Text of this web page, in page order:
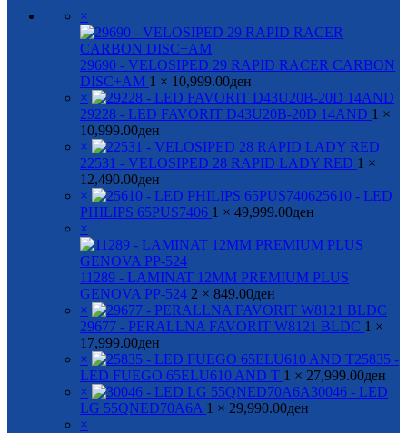
×
29690 - VELOSIPED 29 RAPID RACER CARBON
DISC+AM 1 × 10,999.00ден
×
29228 - LED FAVORIT D43U20B-20D 14AND 1 ×
10,999.00ден
×
22531 - VELOSIPED 28 RAPID LADY RED 1 ×
12,490.00ден
×
25610 - LED
PHILIPS 65PUS7406 1 × 49,999.00ден
×
11289 - LAMINAT 12MM PREMIUM PLUS
GENOVA PP-524 2 × 849.00ден
×
29677 - PERALLNA FAVORIT W8121 BLDC 1 ×
17,999.00ден
×
25835 -
LED FUEGO 65ELU610 AND T 1 × 27,999.00ден
×
30046 - LED
LG 55QNED70A6A 1 × 29,990.00ден
×